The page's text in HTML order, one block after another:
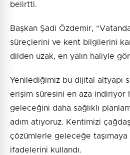
belirtti.
Başkan Şadi Özdemir,
süreçlerini ve kent bilgilerini
dilden uzak, en yalın haliyle
Yenilediğimiz bu dijital altyapı
erişim süresini en aza indiriyor
geleceğini daha sağlıklı
adım atıyoruz. Kentimizi
çözümlerle geleceğe
ifadelerini kullandı.